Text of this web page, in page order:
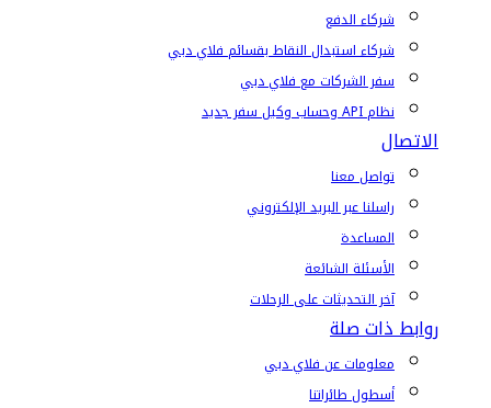
شركاء الدفع
شركاء استبدال النقاط بقسائم فلاي دبي
سفر الشركات مع فلاي دبي
نظام API وحساب وكيل سفر جديد
الاتصال
تواصل معنا
راسلنا عبر البريد الإلكتروني
المساعدة
الأسئلة الشائعة
آخر التحديثات على الرحلات
روابط ذات صلة
معلومات عن فلاي دبي
أسطول طائراتنا